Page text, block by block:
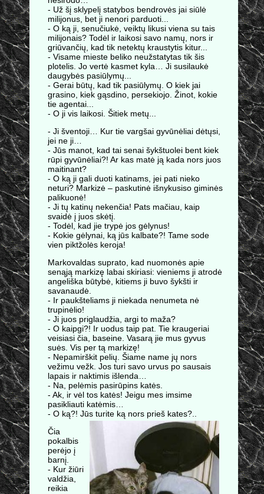
- Už šį sklypelį statybos bendrovės jai siūlė
milijonus, bet ji nenori parduoti...
- O ką ji, senučiukė, veiktų likusi viena su tais
milijonais? Todėl ir laikosi savo namų, nors ir
griūvančių, kad tik netektų kraustytis kitur...
- Visame mieste beliko neužstatytas tik šis
plotelis. Jo vertė kasmet kyla… Ji susilaukė
daugybės pasiūlymų...
- Gerai būtų, kad tik pasiūlymų. O kiek jai
grasino, kiek gąsdino, persekiojo. Žinot, kokie
tie agentai...
- O ji vis laikosi. Šitiek metų...
- Ji šventoji… Kur tie vargšai gyvūnėliai dėtųsi,
jei ne ji…
- Jūs manot, kad tai senai šykštuolei bent kiek
rūpi gyvūnėliai?! Ar kas matė ją kada nors juos
maitinant?
- O ką ji gali duoti katinams, jei pati nieko
neturi? Markizė – paskutinė išnykusiso giminės
palikuonė!
- Ji tų katinų nekenčia! Pats mačiau, kaip
svaidė į juos skėtį.
- Todėl, kad jie trypė jos gėlynus!
- Kokie gėlynai, ką jūs kalbate?! Tame sode
vien piktžolės keroja!
Markovaldas suprato, kad nuomonės apie
senąją markizę labai skiriasi: vieniems ji atrodė
angeliška būtybė, kitiems ji buvo šykšti ir
savanaudė.
- Ir paukšteliams ji niekada nenumeta nė
trupinėlio!
- Ji juos priglaudžia, argi to maža?
- O kaipgi?! Ir uodus taip pat. Tie kraugeriai
veisiasi čia, baseine. Vasarą jie mus gyvus
suės. Vis per tą markizę!
- Nepamirškit pelių. Šiame name jų nors
vežimu vežk. Jos turi savo urvus po sausais
lapais ir naktimis išlenda…
- Na, pelėmis pasirūpins katės.
- Ak, ir vėl tos katės! Jeigu mes imsime
pasikliauti katėmis…
- O ką?! Jūs turite ką nors prieš kates?..
Čia
pokalbis
perėjo į
barnį.
- Kur žiūri
valdžia,
reikia